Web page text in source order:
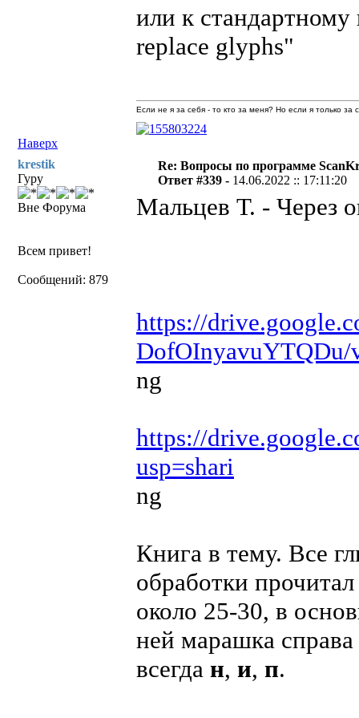
или к
replace glyphs"
Наверх
Если не я за себя - то кто за меня? Но если я только
krestik
Гуру
Вне Форума
Всем привет!
Сообщений: 879
Re: Вопросы по программе
Ответ #339 - 14.06.2022 :: 17:11:20
Мальцев Т. - Через
https://
DofOInyavuYTQDu/
ng
https://
usp=shari
ng
Книга в тему. Все
обработки
около 25-30, в
ней марашка справа
всегда н, и, п.